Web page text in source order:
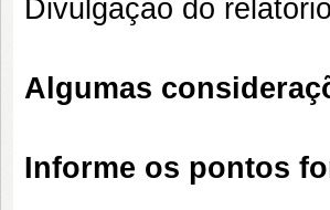
Divulgação do
Algumas
Informe os pontos